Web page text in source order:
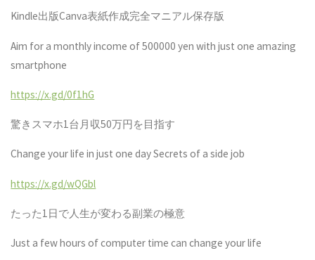
Kindle出版Canva表紙作成完全マニアル保存版
Aim for a monthly income of 500000 yen with just one amazing
smartphone
https://x.gd/0f1hG
驚きスマホ1台月収50万円を目指す
Change your life in just one day Secrets of a side job
https://x.gd/wQGbl
たった1日で人生が変わる副業の極意
Just a few hours of computer time can change your life